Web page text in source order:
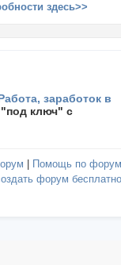
здесь>>
заработок в
ключ" с
Помощь по